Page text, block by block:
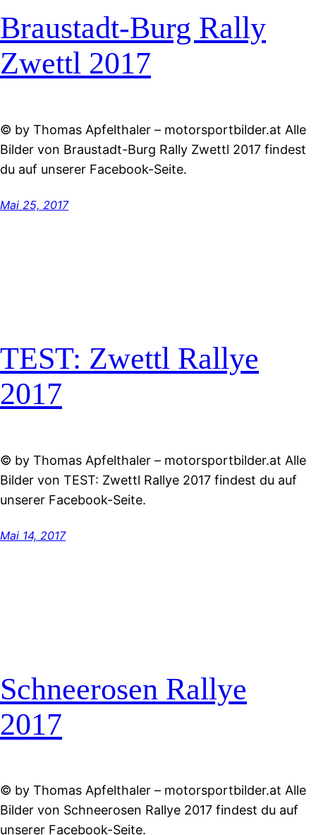
Braustadt-Burg Rally
Zwettl 2017
© by Thomas Apfelthaler – motorsportbilder.at Alle
Bilder von Braustadt-Burg Rally Zwettl 2017 findest
du auf unserer Facebook-Seite.
Mai 25, 2017
TEST: Zwettl Rallye
2017
© by Thomas Apfelthaler – motorsportbilder.at Alle
Bilder von TEST: Zwettl Rallye 2017 findest du auf
unserer Facebook-Seite.
Mai 14, 2017
Schneerosen Rallye
2017
© by Thomas Apfelthaler – motorsportbilder.at Alle
Bilder von Schneerosen Rallye 2017 findest du auf
unserer Facebook-Seite.